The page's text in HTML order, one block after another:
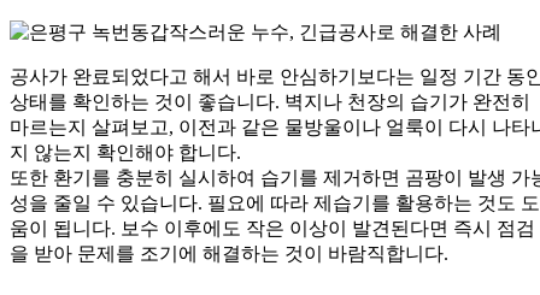
공사가 완료되었다고 해서 바로 안심하기보다는 일정 기간 동
상태를 확인하는 것이 좋습니다. 벽지나 천장의 습기가 완전히
마르는지 살펴보고, 이전과 같은 물방울이나 얼룩이 다시 나타
지 않는지 확인해야 합니다.
또한 환기를 충분히 실시하여 습기를 제거하면 곰팡이 발생 가
성을 줄일 수 있습니다. 필요에 따라 제습기를 활용하는 것도 도
움이 됩니다. 보수 이후에도 작은 이상이 발견된다면 즉시 점검
을 받아 문제를 조기에 해결하는 것이 바람직합니다.